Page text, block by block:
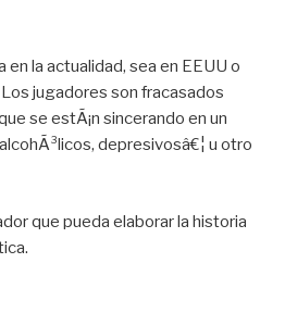
la actualidad, sea en EEUU o
jugadores son fracasados
se estÃ¡n sincerando en un
depresivosâ€¦ u otro
que pueda elaborar la historia